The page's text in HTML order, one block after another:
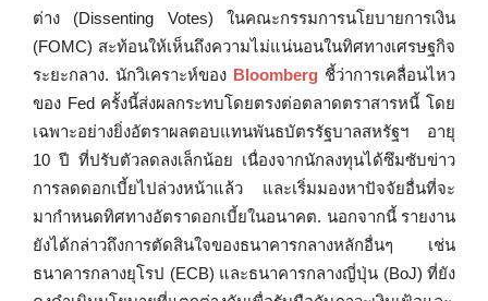
ต่าง (Dissenting Votes) ในคณะกรรมการนโยบายการเงิน
(FOMC) สะท้อนให้เห็นถึงความไม่แน่นอนในทิศทางเศรษฐกิจ
ระยะกลาง. นักวิเคราะห์ของ Bloomberg ชี้ว่าการเคลื่อนไหว
ของ Fed ครั้งนี้ส่งผลกระทบโดยตรงต่อตลาดตราสารหนี้ โดย
เฉพาะอย่างยิ่งอัตราผลตอบแทนพันธบัตรรัฐบาลสหรัฐฯ อายุ
10 ปี ที่ปรับตัวลดลงเล็กน้อย เนื่องจากนักลงทุนได้ซึมซับข่าว
การลดดอกเบี้ยไปล่วงหน้าแล้ว และเริ่มมองหาปัจจัยอื่นที่จะ
มากำหนดทิศทางอัตราดอกเบี้ยในอนาคต. นอกจากนี้ รายงาน
ยังได้กล่าวถึงการตัดสินใจของธนาคารกลางหลักอื่นๆ เช่น
ธนาคารกลางยุโรป (ECB) และธนาคารกลางญี่ปุ่น (BoJ) ที่ยัง